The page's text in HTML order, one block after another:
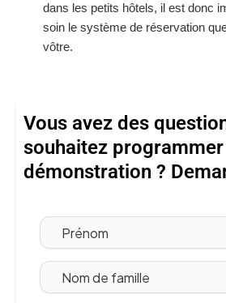
dans les petits hôtels, il est donc
soin le système de réservation
vôtre.
Vous avez des
souhaitez programmer
démonstration ?